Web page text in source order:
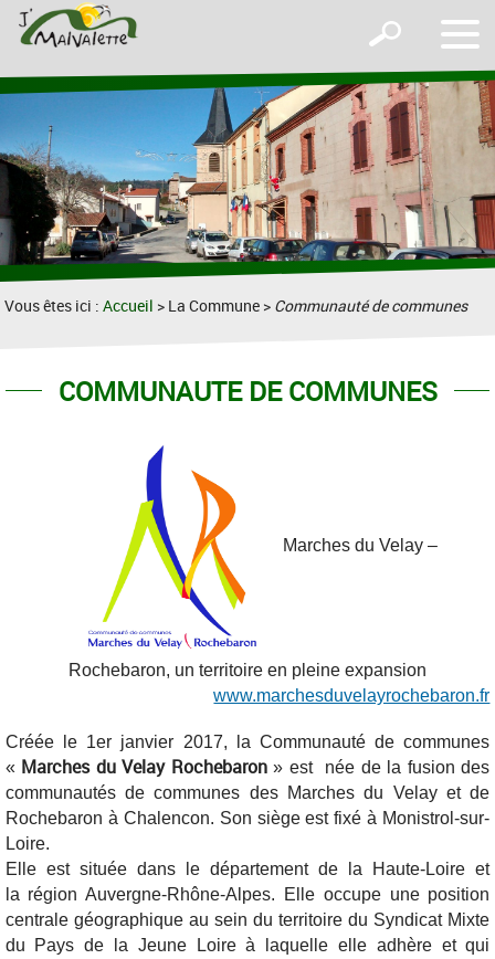
le
Afficher
formulaire
de
recherche
Vous êtes ici :Accueil > La Commune > Communauté de communes
COMMUNAUTE DE COMMUNES
Marches du Velay –
Rochebaron, un territoire en pleine expansion
www.marchesduvelayrochebaron.fr
Créée le 1er janvier 2017, la Communauté de communes
« Marches du Velay Rochebaron» est née de la fusion des
communautés de communes des Marches du Velay et de
Rochebaron à Chalencon. Son siège est fixé à Monistrol-sur-
Loire.
Elle est située dans le département de la Haute-Loire et
la région Auvergne-Rhône-Alpes. Elle occupe une position
centrale géographique au sein du territoire du Syndicat Mixte
du Pays de la Jeune Loire à laquelle elle adhère et qui